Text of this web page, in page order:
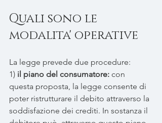
Quali sono le
modalita' operative
La legge prevede due procedure:
1) il piano del consumatore: con
questa proposta, la legge consente di
poter ristrutturare il debito attraverso la
soddisfazione dei crediti. In sostanza il